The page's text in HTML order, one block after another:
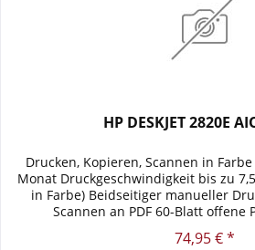
HP DESKJET 2820E
Drucken, Kopieren, Scannen in
Monat Druckgeschwindigkeit bis zu
in Farbe) Beidseitiger manueller
Scannen an PDF 60-Blatt offene
Ausgabefach...
74,95 € *